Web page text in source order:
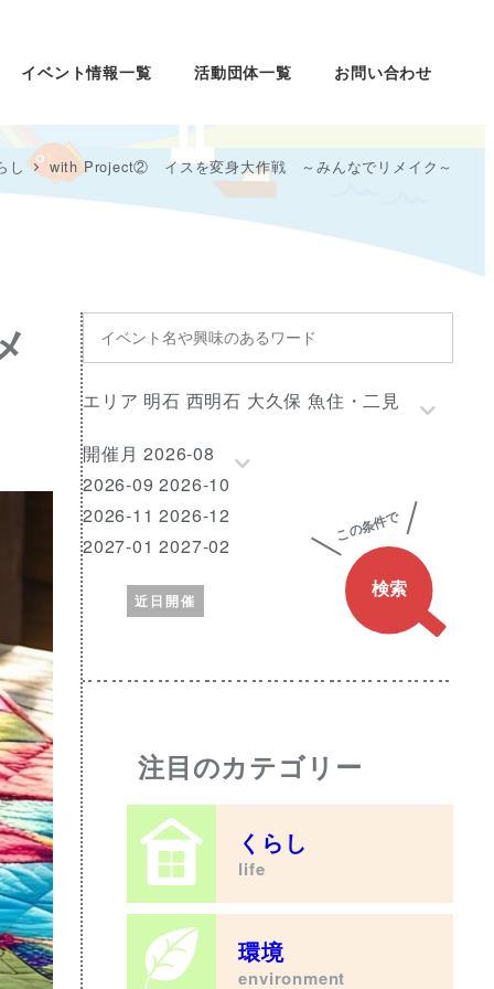
イベント情報一覧 活動団体一覧 お問い合わせ
し with Project② イスを変身大作戦 ～みんなでリメイク～
イ
ベ
ン
ト
名
や
興
味
の
あ
る
ワ
ー
ド
エ
リ
ア
エリア 明石 西明石 大久保 魚住・二見
開
催
月
開催月 2026-08
2026-09 2026-10
2026-11 2026-12
2027-01 2027-02
近日開催
注目のカテゴリー
くらし
life
環境
environment